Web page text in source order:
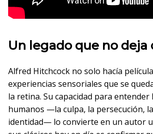
Un legado que no deja
Alfred Hitchcock no solo hacía
experiencias sensoriales que se
la retina. Su capacidad para entender
humanos —la culpa, la persecución,
identidad— lo convierte en un autor